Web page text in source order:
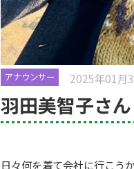
アナウンサー 2025年01月
羽田美智子さ
日々何を着て会社に行こう